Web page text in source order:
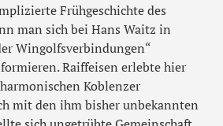
Frühgeschichte des
man sich bei Hans Waitz in
Wingolfsverbindungen“
Raiffeisen erlebte hier
Koblenzer
mit den ihm bisher unbekannten